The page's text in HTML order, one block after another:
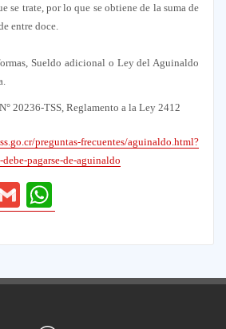
se trate, por lo que se obtiene de la suma de
entre doce.
Sueldo adicional o Ley del Aguinaldo
20236-TSS, Reglamento a la Ley 2412
preguntas-frecuentes/aguinaldo.html?
pagarse-de-aguinaldo
GmailWhatsApp